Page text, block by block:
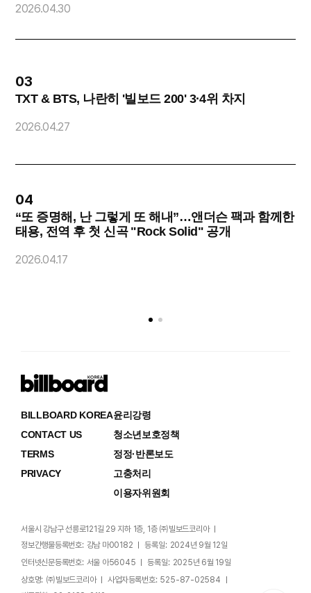
2026.04.30
03
TXT & BTS, 나란히 '빌보드 200' 3·4위 차지
2026.04.27
04
“또 증명해, 난 그렇게 또 해내”…앤더슨 팩과 함께한
태용, 전역 후 첫 신곡 "Rock Solid" 공개
2026.04.17
BILLBOARD KOREA
CONTACT US
TERMS
PRIVACY
윤리강령
청소년보호정책
정정·반론보도
고충처리
이용자위원회
서울시 강남구 선릉로121길 29 지하 1층, 1층 ㈜빌보드코리아
정보간행물등록번호: 강남 마00182 등록일: 2024년 9월 12일
인터넷신문등록번호: 서울 아56045 등록일: 2025년 6월 19일
상호명: ㈜빌보드코리아 사업자등록번호: 525-87-02584